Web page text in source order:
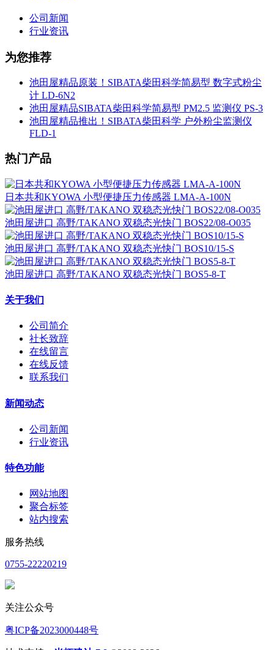
公司新闻
行业资讯
为您推荐
池田屋精品原装！SIBATA柴田科学简易型 数字式粉尘
计 LD-6N2
池田屋精品SIBATA柴田科学简易型 PM2.5 监测仪 PS-3
池田屋精品推出！SIBATA柴田科学 户外粉尘监测仪
FLD-1
热门产品
日本共和KYOWA 小型便捷压力传感器 LMA-A-100N
池田屋进口 高野/TAKANO 双稳态光快门 BOS22/08-O035
池田屋进口 高野/TAKANO 双稳态光快门 BOS10/15-S
池田屋进口 高野/TAKANO 双稳态光快门 BOS5-8-T
关于我们
公司简介
社长致辞
在线留言
在线反馈
联系我们
新闻动态
公司新闻
行业资讯
特色功能
网站地图
聚合标签
站内搜索
服务热线
0755-22220219
关注公众号
粤ICP备2023000448号